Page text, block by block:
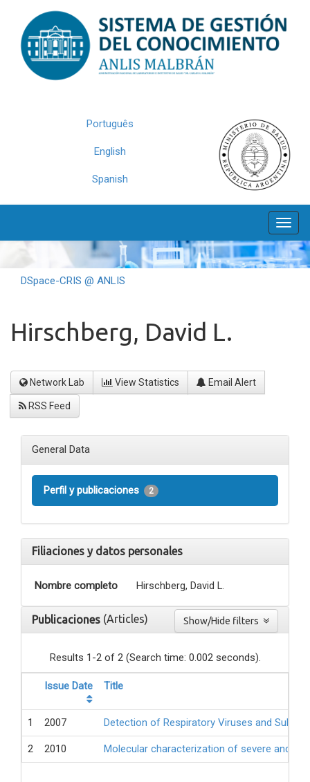
navigation
Português
English
Spanish
DSpace-CRIS @ ANLIS
Hirschberg, David L.
Network Lab View Statistics Email Alert
RSS Feed
General Data
Perfil y publicaciones 2
Filiaciones y datos personales
Nombre completo Hirschberg, David L.
Publicaciones (Articles)
Results 1-2 of 2 (Search time: 0.002 seconds).
Issue Date Title
1 2007 Detection of Respiratory Viruses and
2 2010 Molecular characterization of severe and